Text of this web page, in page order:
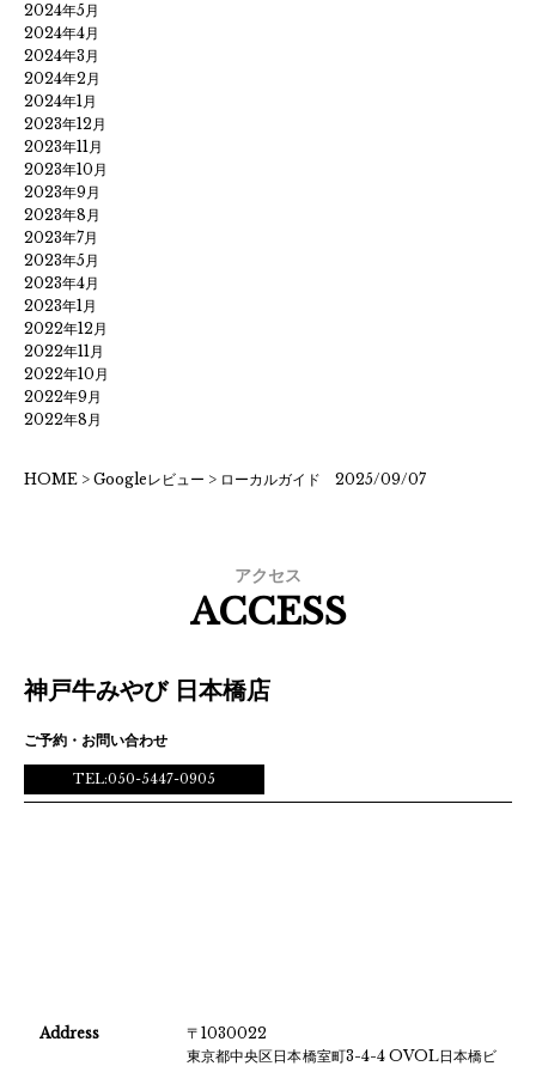
2024年5月
2024年4月
2024年3月
2024年2月
2024年1月
2023年12月
2023年11月
2023年10月
2023年9月
2023年8月
2023年7月
2023年5月
2023年4月
2023年1月
2022年12月
2022年11月
2022年10月
2022年9月
2022年8月
HOME > Googleレビュー > ローカルガイド 2025/09/07
アクセス
ACCESS
神戸牛みやび 日本橋店
ご予約・お問い合わせ
TEL:050-5447-0905
Address
〒1030022
東京都中央区日本橋室町3-4-4 OVOL日本橋ビ